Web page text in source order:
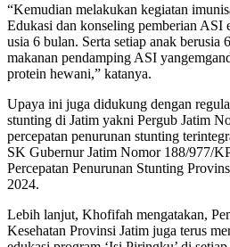
“Kemudian melakukan kegiatan
Edukasi dan konseling pemberian ASI
usia 6 bulan. Serta setiap anak berusia
makanan pendamping ASI
protein hewani,” katanya.
Upaya ini juga didukung dengan
stunting di Jatim yakni Pergub Jatim
percepatan penurunan stunting
SK Gubernur Jatim Nomor 188/977/
Percepatan Penurunan Stunting
2024.
Lebih lanjut, Khofifah mengatakan,
Kesehatan Provinsi Jatim juga terus